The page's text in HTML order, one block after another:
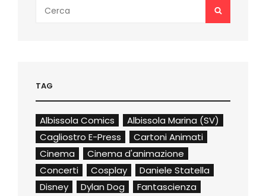
for:
SEARCH
TAG
Albissola Comics
Albissola Marina (SV)
Cagliostro E-Press
Cartoni Animati
Cinema
Cinema d'animazione
Concerti
Cosplay
Daniele Statella
Disney
Dylan Dog
Fantascienza